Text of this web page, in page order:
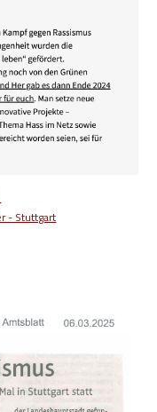
- Stuttgart